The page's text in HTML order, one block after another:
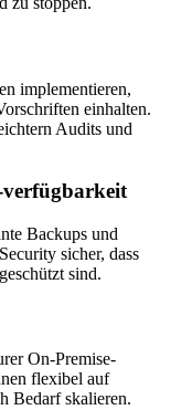
implementieren,
einhalten.
Audits und
verfügbarkeit
Backups und
sicher, dass
sind.
On-Premise-
flexibel auf
Bedarf skalieren.